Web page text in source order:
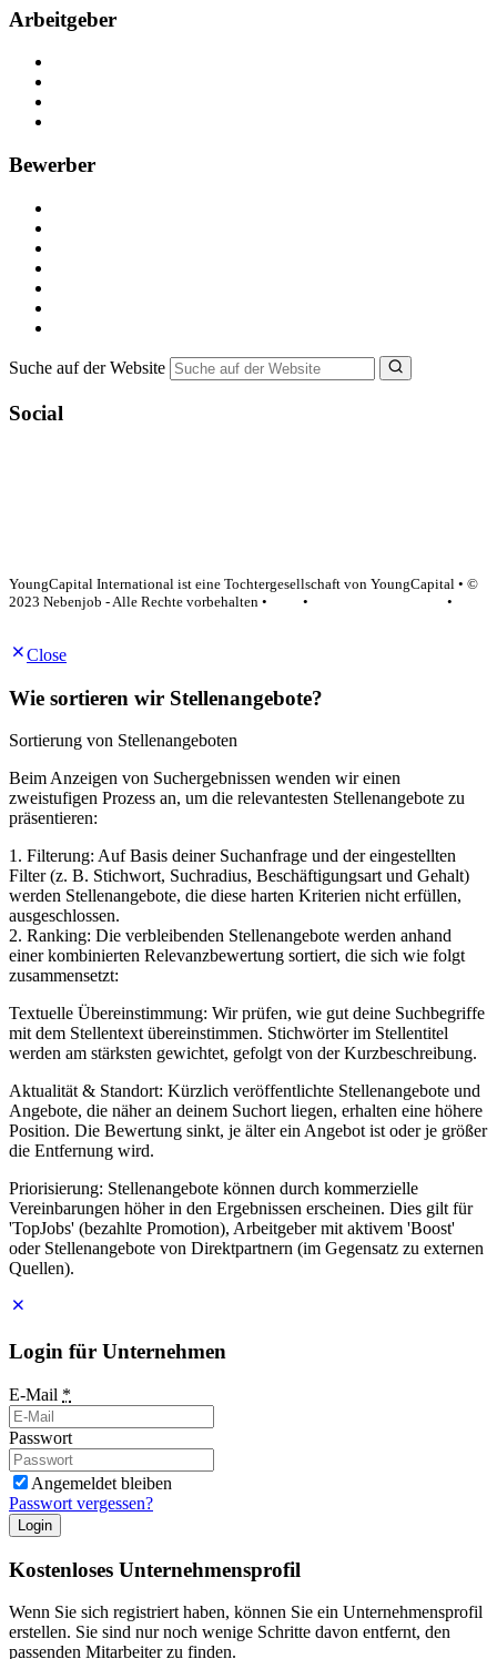
Arbeitgeber
Bewerber
Suche auf der Website
Social
YoungCapital International ist eine Tochtergesellschaft von YoungCapital • ©
2023 Nebenjob - Alle Rechte vorbehalten •
•
•
Close
Wie sortieren wir Stellenangebote?
Sortierung von Stellenangeboten
Beim Anzeigen von Suchergebnissen wenden wir einen
zweistufigen Prozess an, um die relevantesten Stellenangebote zu
präsentieren:
1. Filterung: Auf Basis deiner Suchanfrage und der eingestellten
Filter (z. B. Stichwort, Suchradius, Beschäftigungsart und Gehalt)
werden Stellenangebote, die diese harten Kriterien nicht erfüllen,
ausgeschlossen.
2. Ranking: Die verbleibenden Stellenangebote werden anhand
einer kombinierten Relevanzbewertung sortiert, die sich wie folgt
zusammensetzt:
Textuelle Übereinstimmung: Wir prüfen, wie gut deine Suchbegriffe
mit dem Stellentext übereinstimmen. Stichwörter im Stellentitel
werden am stärksten gewichtet, gefolgt von der Kurzbeschreibung.
Aktualität & Standort: Kürzlich veröffentlichte Stellenangebote und
Angebote, die näher an deinem Suchort liegen, erhalten eine höhere
Position. Die Bewertung sinkt, je älter ein Angebot ist oder je größer
die Entfernung wird.
Priorisierung: Stellenangebote können durch kommerzielle
Vereinbarungen höher in den Ergebnissen erscheinen. Dies gilt für
'TopJobs' (bezahlte Promotion), Arbeitgeber mit aktivem 'Boost'
oder Stellenangebote von Direktpartnern (im Gegensatz zu externen
Quellen).
Login für Unternehmen
E-Mail *
Passwort
Angemeldet bleiben
Passwort vergessen?
Login
Kostenloses Unternehmensprofil
Wenn Sie sich registriert haben, können Sie ein Unternehmensprofil
erstellen. Sie sind nur noch wenige Schritte davon entfernt, den
passenden Mitarbeiter zu finden.